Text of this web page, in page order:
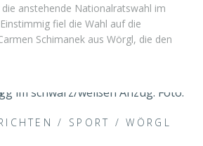
anstehende Nationalratswahl im
fiel die Wahl auf die
Schimanek aus Wörgl, die den
/ SPORT /WÖRGL